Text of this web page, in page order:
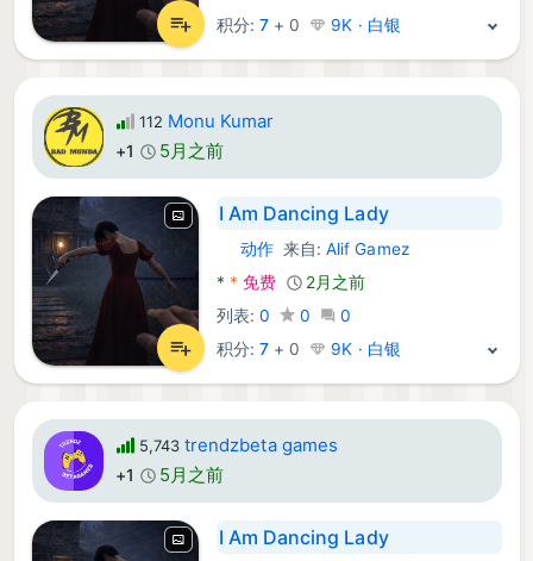
积分: 7+ 0 9K · 白银
112 Monu Kumar
+1 5月之前
I Am Dancing Lady
Android 游戏:
动作来自:Alif Gamez
* * 免费
2月之前
列表: 0 0
0
积分: 7+ 0 9K · 白银
5,743 trendzbeta games
+1 5月之前
I Am Dancing Lady